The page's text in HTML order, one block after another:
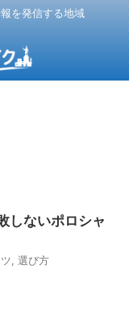
を発信する地域
しないポロシャ
選び方